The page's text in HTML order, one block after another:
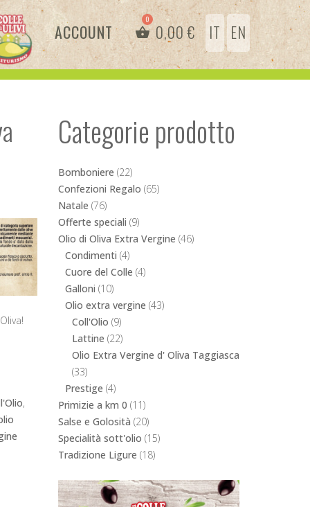
ACCOUNT 0,00€ IT EN
,
Categorie prodotto
Bomboniere (22)
Confezioni Regalo (65)
Natale (76)
Offerte speciali (9)
Olio di Oliva Extra Vergine (46)
Condimenti (4)
Cuore del Colle (4)
Galloni (10)
Olio extra vergine (43)
Coll'Olio (9)
Lattine (22)
Olio Extra Vergine d' Oliva Taggiasca
(33)
Prestige (4)
Primizie a km 0 (11)
Salse e Golosità (20)
Specialità sott'olio (15)
Tradizione Ligure (18)